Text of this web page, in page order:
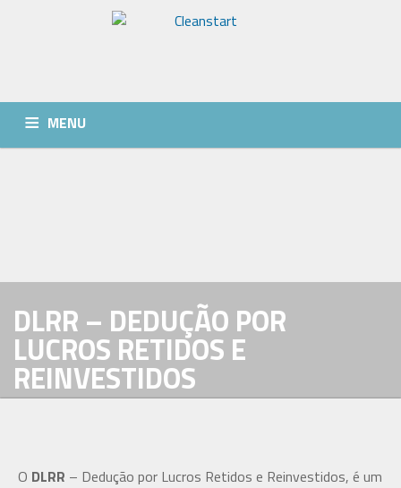
MENU
DLRR – DEDUÇÃO POR
LUCROS RETIDOS E
REINVESTIDOS
O DLRR – Dedução por Lucros Retidos e Reinvestidos, é um